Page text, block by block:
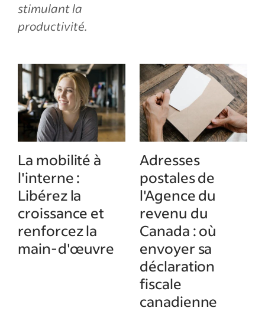
stimulant la
productivité.
La mobilité à
l'interne :
Libérez la
croissance et
renforcez la
main-d'œuvre
Adresses
postales de
l'Agence du
revenu du
Canada : où
envoyer sa
déclaration
fiscale
canadienne